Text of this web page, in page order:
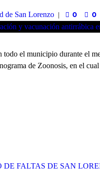
de San Lorenzo 0 0
todo el municipio durante el
de Zoonosis, en el
FALTAS DE SAN